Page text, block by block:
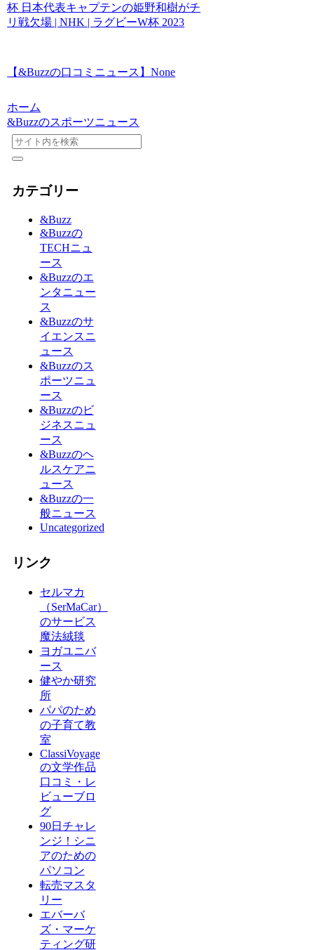
杯 日本代表キャプテンの姫野和樹がチ
リ戦欠場 | NHK | ラグビーW杯 2023
【&Buzzの口コミニュース】None
ホーム
&Buzzのスポーツニュース
カテゴリー
&Buzz
&Buzzの
TECHニュ
ース
&Buzzのエ
ンタニュー
ス
&Buzzのサ
イエンスニ
ュース
&Buzzのス
ポーツニュ
ース
&Buzzのビ
ジネスニュ
ース
&Buzzのヘ
ルスケアニ
ュース
&Buzzの一
般ニュース
Uncategorized
リンク
セルマカ
（SerMaCar）
のサービス
魔法絨毯
ヨガユニバ
ース
健やか研究
所
パパのため
の子育て教
室
ClassiVoyage
の文学作品
口コミ・レ
ビューブロ
グ
90日チャレ
ンジ！シニ
アのための
パソコン
転売マスタ
リー
エバーバ
ズ・マーケ
ティング研